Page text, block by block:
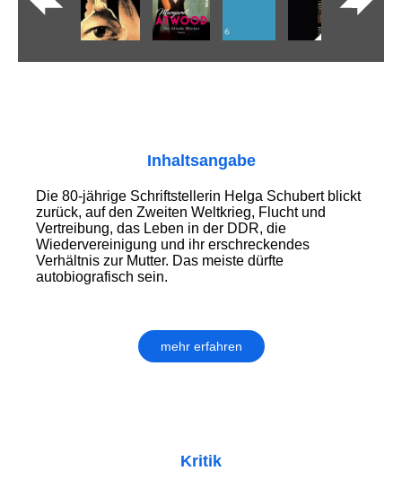
Inhaltsangabe
Die 80-jährige Schriftstellerin Helga Schubert blickt
zurück, auf den Zweiten Weltkrieg, Flucht und
Vertreibung, das Leben in der DDR, die
Wiedervereinigung und ihr erschreckendes
Verhältnis zur Mutter. Das meiste dürfte
autobiografisch sein.
mehr erfahren
Kritik